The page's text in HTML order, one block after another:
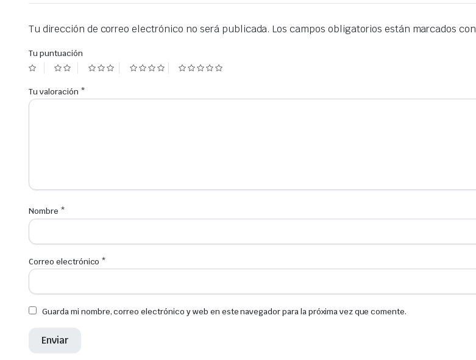
Tu dirección de correo electrónico no será publicada. Los campos obligatorios están marcados con
Tu puntuación
Tu valoración *
Nombre *
Correo electrónico *
Guarda mi nombre, correo electrónico y web en este navegador para la próxima vez que comente.